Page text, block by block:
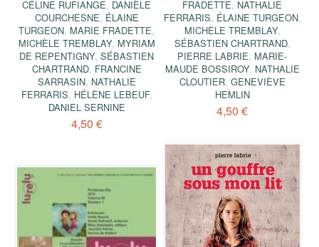
CÉLINE RUFIANGE, DANIÈLE
COURCHESNE, ÉLAINE
TURGEON, MARIE FRADETTE,
MICHÈLE TREMBLAY, MYRIAM
DE REPENTIGNY,SÉBASTIEN
CHARTRAND, FRANCINE
SARRASIN, NATHALIE
FERRARIS, HÉLÈNE LEBEUF,
DANIEL SERNINE
4,50 €
FRADETTE, NATHALIE
FERRARIS, ÉLAINE TURGEON,
MICHÈLE TREMBLAY,
SÉBASTIEN CHARTRAND,
PIERRE LABRIE, MARIE-
MAUDE BOSSIROY, NATHALIE
CLOUTIER, GENEVIÈVE
HEMLIN
4,50 €